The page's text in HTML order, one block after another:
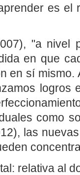
es el
, "a nivel
en que
en sí mismo.
logros
como
, las
relativa al